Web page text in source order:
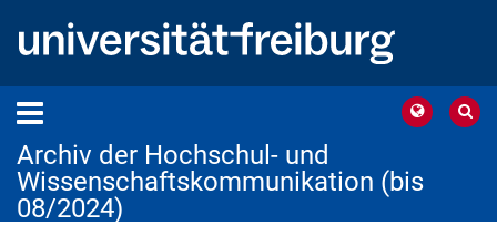
Archiv der Hochschul- und
Wissenschaftskommunikation (bis
08/2024)